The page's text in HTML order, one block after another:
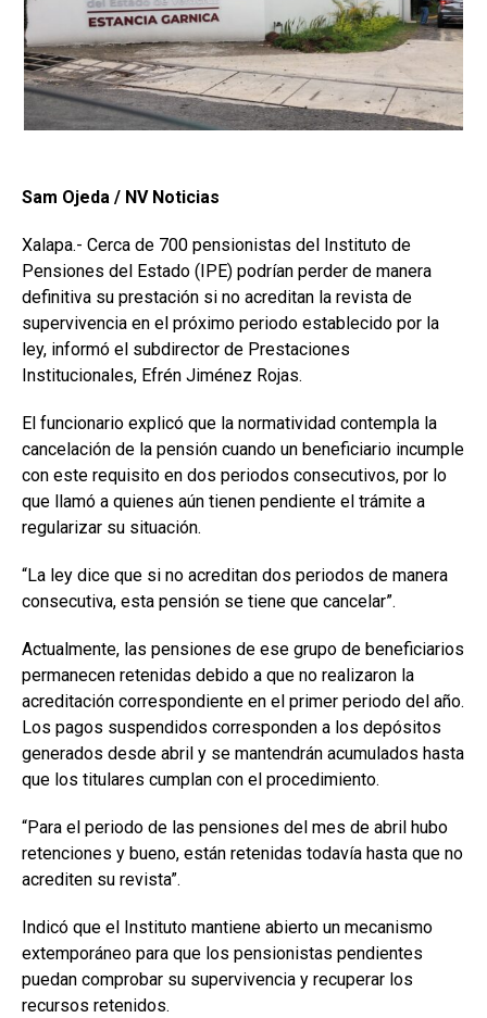
Sam Ojeda / NV Noticias
Xalapa.- Cerca de 700 pensionistas del Instituto de
Pensiones del Estado (IPE) podrían perder de manera
definitiva su prestación si no acreditan la revista de
supervivencia en el próximo periodo establecido por la
ley, informó el subdirector de Prestaciones
Institucionales, Efrén Jiménez Rojas.
El funcionario explicó que la normatividad contempla la
cancelación de la pensión cuando un beneficiario incumple
con este requisito en dos periodos consecutivos, por lo
que llamó a quienes aún tienen pendiente el trámite a
regularizar su situación.
“La ley dice que si no acreditan dos periodos de manera
consecutiva, esta pensión se tiene que cancelar”.
Actualmente, las pensiones de ese grupo de beneficiarios
permanecen retenidas debido a que no realizaron la
acreditación correspondiente en el primer periodo del año.
Los pagos suspendidos corresponden a los depósitos
generados desde abril y se mantendrán acumulados hasta
que los titulares cumplan con el procedimiento.
“Para el periodo de las pensiones del mes de abril hubo
retenciones y bueno, están retenidas todavía hasta que no
acrediten su revista”.
Indicó que el Instituto mantiene abierto un mecanismo
extemporáneo para que los pensionistas pendientes
puedan comprobar su supervivencia y recuperar los
recursos retenidos.